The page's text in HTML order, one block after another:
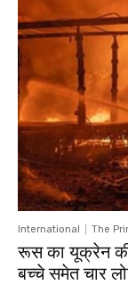
International The
रूस का यूक्रेन की
बच्चे समेत चार